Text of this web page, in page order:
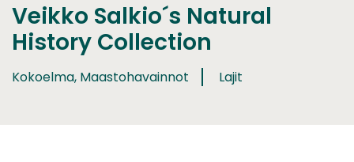
Veikko Salkio´s Natural
History Collection
Kokoelma, Maastohavainnot Lajit